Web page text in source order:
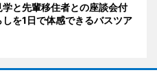
と先輩移住者との座談会付
しを1日で体感できるバスツア